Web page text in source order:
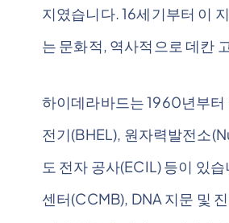
지였습니다. 16세기부터 이
는 문화적, 역사적으로 데칸
하이데라바드는 1960년부터
전기(BHEL), 원자력발전소
도 전자 공사(ECIL) 등이 있
센터(CCMB), DNA 지문 및